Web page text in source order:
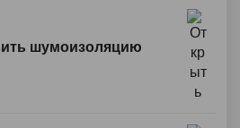
шумоизоляцию